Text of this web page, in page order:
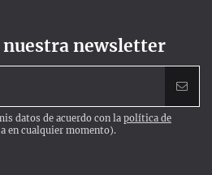
nuestra newsletter
datos de acuerdo con la política de
en cualquier momento).